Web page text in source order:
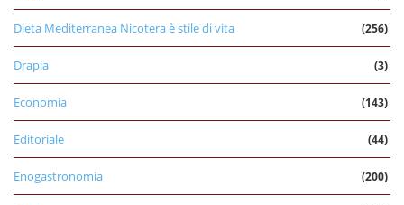
Dieta Mediterranea Nicotera è stile di vita (256)
Drapia (3)
Economia (143)
Editoriale (44)
Enogastronomia (200)